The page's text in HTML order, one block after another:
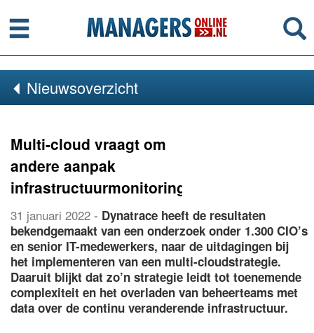
Menu
Nieuwsoverzicht
Multi-cloud vraagt om
andere aanpak
infrastructuurmonitoring
31 januari 2022 - Dynatrace heeft de resultaten
bekendgemaakt van een onderzoek onder 1.300 CIO’s
en senior IT-medewerkers, naar de uitdagingen bij
het implementeren van een multi-cloudstrategie.
Daaruit blijkt dat zo’n strategie leidt tot toenemende
complexiteit en het overladen van beheerteams met
data over de continu veranderende infrastructuur.